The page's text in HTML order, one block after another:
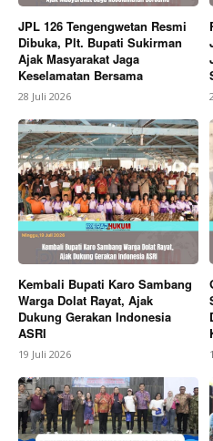
News
Company
About
JPL 126 Tengengwetan Resmi
Dibuka, Plt. Bupati Sukirman
Ajak Masyarakat Jaga
Keselamatan Bersama
28 Juli 2026
Kembali Bupati Karo Sambang
Warga Dolat Rayat, Ajak
Dukung Gerakan Indonesia
ASRI
19 Juli 2026